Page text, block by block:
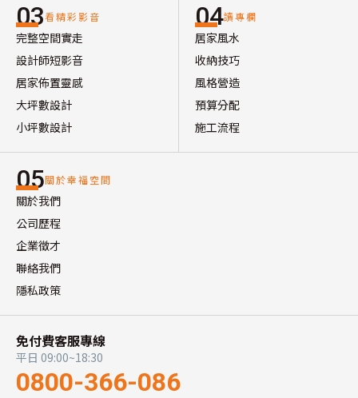
03看精彩影音
完整空間實走
設計師短影音
居家佈置靈感
大坪數設計
小坪數設計
04讀專欄
居家風水
收納技巧
風格營造
預算分配
施工流程
05關於幸福空間
關於我們
公司歷程
企業徵才
聯絡我們
隱私政策
免付費客服專線
平日 09:00~18:30
0800-366-086